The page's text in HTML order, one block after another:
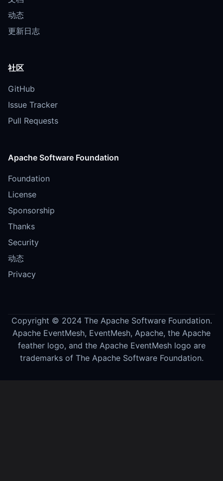
动态
更新日志
社区
GitHub
Issue Tracker
Pull Requests
Apache Software Foundation
Foundation
License
Sponsorship
Thanks
Security
动态
Privacy
Copyright © 2024 The Apache Software Foundation.
Apache EventMesh, EventMesh, Apache, the Apache
feather logo, and the Apache EventMesh logo are
trademarks of The Apache Software Foundation.